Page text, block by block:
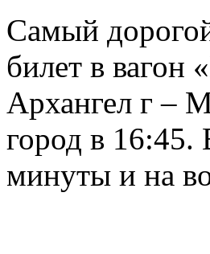
Самый
билет в вагон
Архангел г –
город в 16:45.
минуты и на